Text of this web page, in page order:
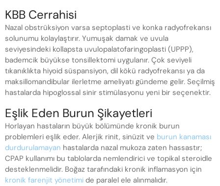
KBB Cerrahisi
Nazal obstrüksiyon varsa septoplasti ve konka radyofrekansı
solunumu kolaylaştırır. Yumuşak damak ve uvula
seviyesindeki kollapsta uvulopalatofaringoplasti (UPPP),
bademcik büyükse tonsillektomi uygulanır. Çok seviyeli
tıkanıklıkta hiyoid süspansiyon, dil kökü radyofrekansı ya da
maksillomandibular ilerletme ameliyatı gündeme gelir. Seçilmiş
hastalarda hipoglossal sinir stimülasyonu yeni bir seçenektir.
Eşlik Eden Burun Şikayetleri
Horlayan hastaların büyük bölümünde kronik burun
problemleri eşlik eder. Alerjik rinit, sinüzit ve burun kanaması
durdurulamayan hastalarda nazal mukoza zaten hassastır;
CPAP kullanımı bu tablolarda nemlendirici ve topikal steroidle
desteklenmelidir. Boğaz tarafındaki kronik inflamasyon için
kronik farenjit yönetimi de paralel ele alınmalıdır.